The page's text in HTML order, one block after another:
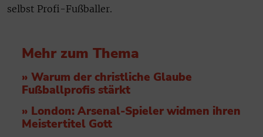
selbst Profi-Fußballer.
Mehr zum Thema
» Warum der christliche Glaube
Fußballprofis stärkt
» London: Arsenal-Spieler widmen ihren
Meistertitel Gott